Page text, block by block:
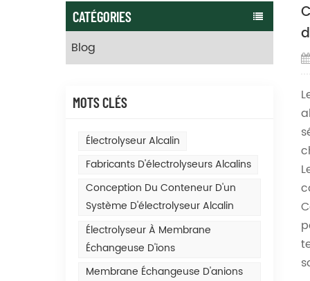
CATÉGORIES
Blog
MOTS CLÉS
Électrolyseur Alcalin
Fabricants D'électrolyseurs Alcalins
Conception Du Conteneur D'un
Système D'électrolyseur Alcalin
Électrolyseur À Membrane
Échangeuse D'ions
Membrane Échangeuse D'anions